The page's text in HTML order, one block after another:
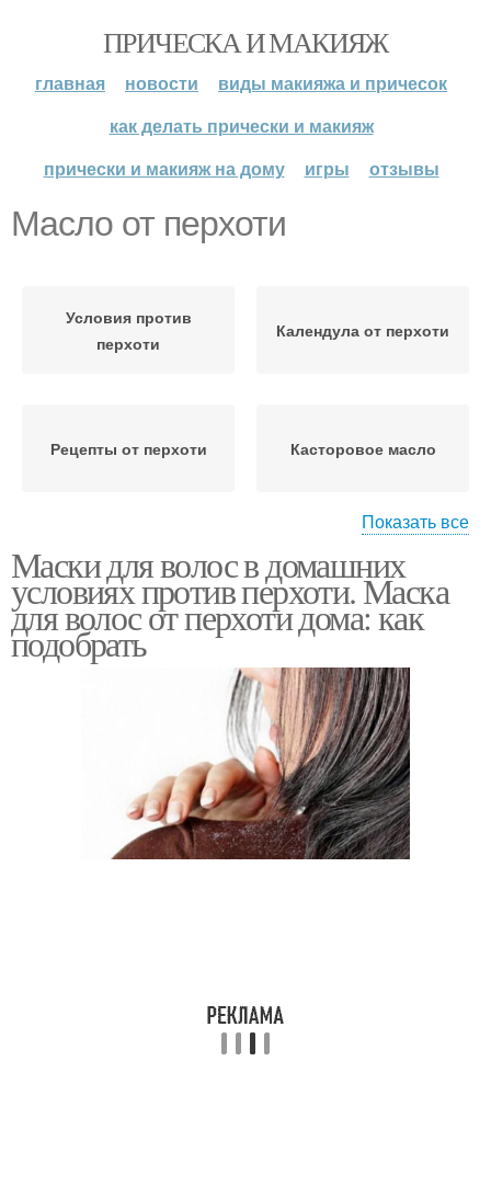
ПРИЧЕСКА И МАКИЯЖ
главная новости
виды макияжа и причесок
как делать прически и макияж
прически и макияж на дому
игры отзывы
Масло от перхоти
Условия против
перхоти
Календула от перхоти
Рецепты от перхоти Касторовое масло
Травы от перхоти Отвар от перхоти
Яйца от перхоти
Луки от перхоти Маска от перхоти
Показать все
Маски для волос в домашних
условиях против перхоти. Маска
для волос от перхоти дома: как
подобрать